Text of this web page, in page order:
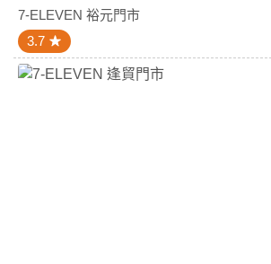
7-ELEVEN 裕元門市
3.7